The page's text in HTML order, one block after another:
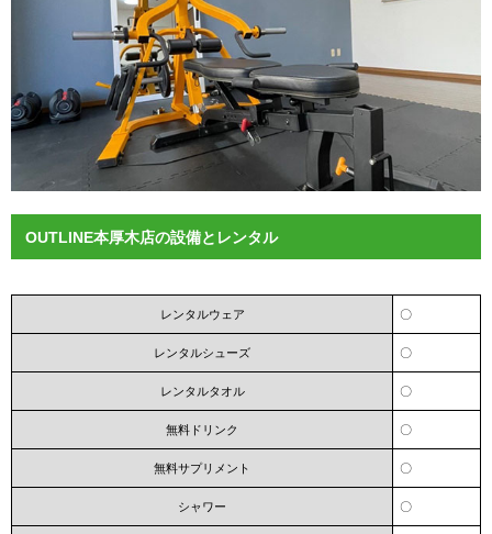
OUTLINE本厚木店の設備とレンタル
レンタルウェア 〇
レンタルシューズ 〇
レンタルタオル 〇
無料ドリンク 〇
無料サプリメント 〇
シャワー 〇